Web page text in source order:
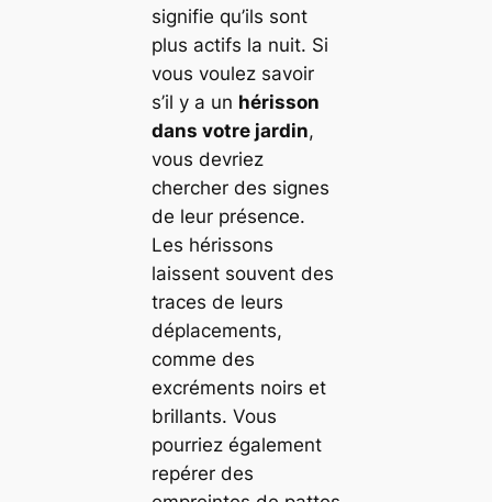
signifie qu’ils sont
plus actifs la nuit. Si
vous voulez savoir
s’il y a un hérisson
dans votre jardin,
vous devriez
chercher des signes
de leur présence.
Les hérissons
laissent souvent des
traces de leurs
déplacements,
comme des
excréments noirs et
brillants. Vous
pourriez également
repérer des